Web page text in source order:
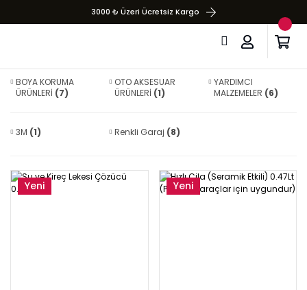
3000 ₺ Üzeri Ücretsiz Kargo
BOYA KORUMA
ÜRÜNLERİ (7)
OTO AKSESUAR
ÜRÜNLERİ (1)
YARDIMCI
MALZEMELER (6)
3M (1) Renkli Garaj (8)
Yeni Yeni